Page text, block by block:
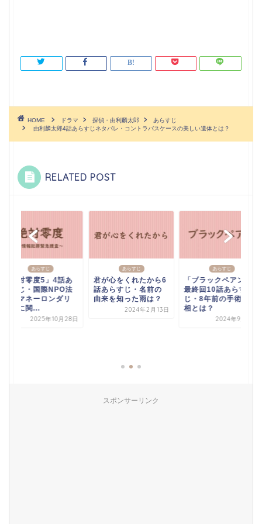
HOME ドラマ 探偵・由利麟太郎
あらすじ
由利麟太郎4話あらすじネタバレ・コントラバスケースの美しい遺体とは？
RELATED POST
あらすじ
「絶対零度5」4話あ
らすじ・国際NPO法
人がマネーロンダリ
ングに関...
2025年10月28日
あらすじ
君が心をくれたから6
話あらすじ・名前の
由来を知った雨は？
2024年2月13日
あらすじ
「ブラックペアン2」
最終回10話あらす
じ・8年前の手術の真
相とは？
2024年9月16日
スポンサーリンク